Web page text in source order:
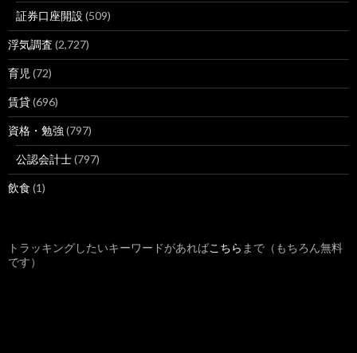
証券口座開設 (509)
浮気調査 (2,727)
育児 (72)
賃貸(696)
資格・勉強 (797)
公認会計士(797)
飲食 (1)
トラッキングしたいキーワードがあればこちら まで（もちろん無料
です）